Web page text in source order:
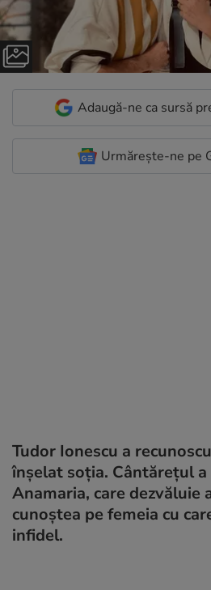
Adaugă-ne ca sursă
Urmărește-ne pe
Tudor Ionescu a
înșelat soția. Cântărețul
Anamaria, care dezvăluie
cunoștea pe femeia cu
infidel.